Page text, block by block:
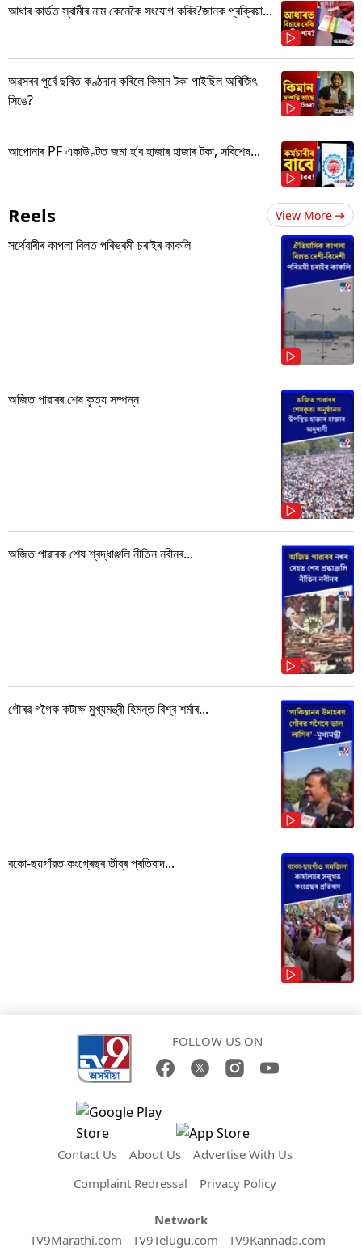
আধাৰ কাৰ্ডত স্বামীৰ নাম কেনেকৈ সংযোগ কৰিব?জানক প্ৰক্ৰিয়া...
অৱসৰৰ পূৰ্বে ছবিত কণ্ঠদান কৰিলে কিমান টকা পাইছিল অৰিজিৎ
সিঙে?
আপোনাৰ PF একাউণ্টত জমা হ’ব হাজাৰ হাজাৰ টকা, সবিশেষ...
Reels View More
সৰ্থেবাৰীৰ কাপলা বিলত পৰিভ্ৰমী চৰাইৰ কাকলি
অজিত পাৱাৰৰ শেষ কৃত্য সম্পন্ন
অজিত পাৱাৰক শেষ শ্ৰদ্ধাঞ্জলি নীতিন নবীনৰ...
গৌৰৱ গগৈক কটাক্ষ মুখ্যমন্ত্ৰী হিমন্ত বিশ্ব শৰ্মাৰ...
বকো-ছয়গাঁৱত কংগ্ৰেছৰ তীব্ৰ প্ৰতিবাদ...
FOLLOW US ON
Contact Us About Us
Advertise With Us
Complaint Redressal
Privacy Policy
Network
TV9Marathi.com
TV9Telugu.com TV9Kannada.com